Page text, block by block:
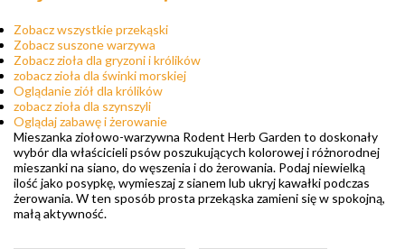
Zobacz wszystkie przekąski
Zobacz suszone warzywa
Zobacz zioła dla gryzoni i królików
zobacz zioła dla świnki morskiej
Oglądanie ziół dla królików
zobacz zioła dla szynszyli
Oglądaj zabawę i żerowanie
Mieszanka ziołowo-warzywna Rodent Herb Garden to doskonały
wybór dla właścicieli psów poszukujących kolorowej i różnorodnej
mieszanki na siano, do węszenia i do żerowania. Podaj niewielką
ilość jako posypkę, wymieszaj z sianem lub ukryj kawałki podczas
żerowania. W ten sposób prosta przekąska zamieni się w spokojną,
małą aktywność.